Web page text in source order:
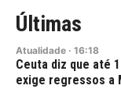
Últimas
Atualidade · 16:18
Ceuta diz que até
exige regressos a